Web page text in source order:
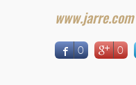
www.jarre.com
0 0